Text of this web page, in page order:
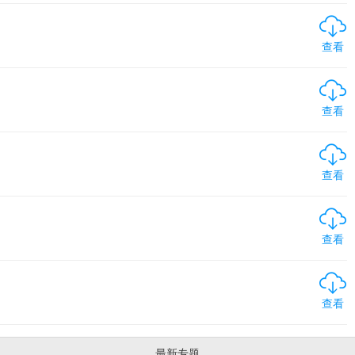
查看
查看
查看
查看
查看